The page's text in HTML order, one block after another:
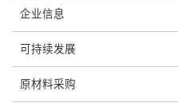
企业信息
可持续发展
原材料采购